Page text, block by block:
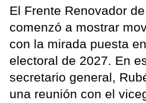
El Frente Renovador
comenzó a mostrar
con la mirada puesta
electoral de 2027. En
secretario general,
una reunión con el